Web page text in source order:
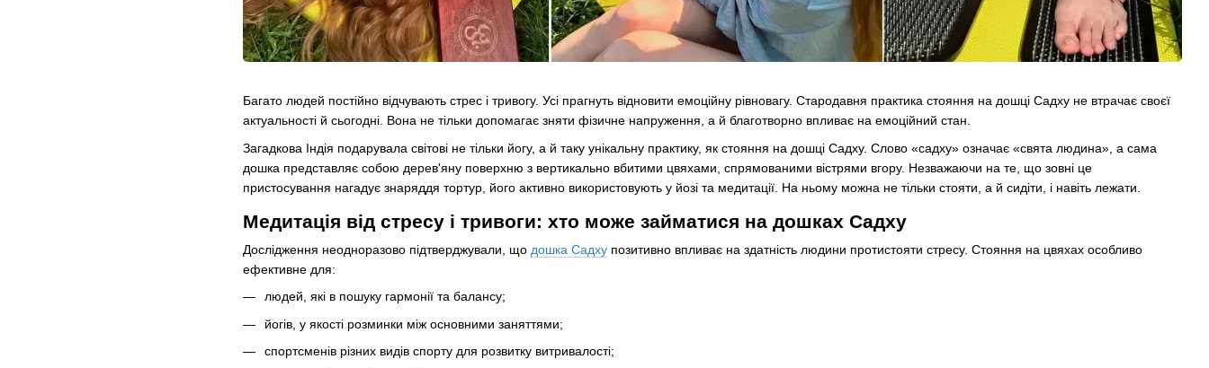
Багато людей постійно відчувають стрес і тривогу. Усі прагнуть відновити емоційну рівновагу. Стародавня практика стояння на дошці Садху не втрачає своєї
актуальності й сьогодні. Вона не тільки допомагає зняти фізичне напруження, а й благотворно впливає на емоційний стан.
Загадкова Індія подарувала світові не тільки йогу, а й таку унікальну практику, як стояння на дошці Садху. Слово «садху» означає «свята людина», а сама
дошка представляє собою дерев'яну поверхню з вертикально вбитими цвяхами, спрямованими вістрями вгору. Незважаючи на те, що зовні це
пристосування нагадує знаряддя тортур, його активно використовують у йозі та медитації. На ньому можна не тільки стояти, а й сидіти, і навіть лежати.
Медитація від стресу і тривоги: хто може займатися на дошках Садху
Дослідження неодноразово підтверджували, що дошка Садху позитивно впливає на здатність людини протистояти стресу. Стояння на цвяхах особливо
ефективне для:
людей, які в пошуку гармонії та балансу;
йогів, у якості розминки між основними заняттями;
спортсменів різних видів спорту для розвитку витривалості;